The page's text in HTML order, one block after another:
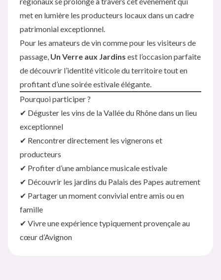
met en lumière les producteurs locaux dans un cadre
patrimonial exceptionnel.
Pour les amateurs de vin comme pour les visiteurs de
passage, Un Verre aux Jardins est l’occasion parfaite
de découvrir l’identité viticole du territoire tout en
profitant d’une soirée estivale élégante.
Pourquoi participer ?
✔ Déguster les vins de la Vallée du Rhône dans un lieu
exceptionnel
✔ Rencontrer directement les vignerons et
producteurs
✔ Profiter d’une ambiance musicale estivale
✔ Découvrir les jardins du Palais des Papes autrement
✔ Partager un moment convivial entre amis ou en
famille
✔ Vivre une expérience typiquement provençale au
cœur d’Avignon